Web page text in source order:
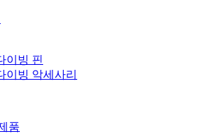
이빙 핀
이빙 악세사리
품